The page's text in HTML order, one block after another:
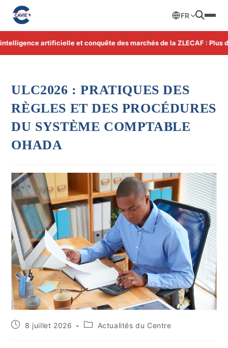
artificielle et conquête des marchés de la ZLECAF : Plus
FR
ULC2026 : PRATIQUES DES
RÈGLES ET DES PROCÉDURES
DU SYSTÈME COMPTABLE
OHADA
8 juillet 2026 Actualités du Centre